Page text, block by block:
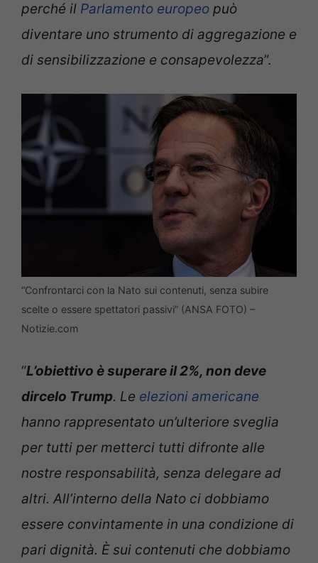
perché il Parlamento europeo può
diventare uno strumento di aggregazione e
di sensibilizzazione e consapevolezza”.
“Confrontarci con la Nato sui contenuti, senza subire
scelte o essere spettatori passivi” (ANSA FOTO) –
Notizie.com
“L’obiettivo è superare il 2%, non deve
dircelo Trump. Le elezioni americane
hanno rappresentato un’ulteriore sveglia
per tutti per metterci tutti difronte alle
nostre responsabilità, senza delegare ad
altri. All’interno della Nato ci dobbiamo
essere convintamente in una condizione di
pari dignità. È sui contenuti che dobbiamo